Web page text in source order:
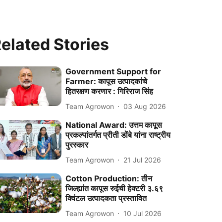
Stories
Government Support for
Farmer: कापूस उत्पादकांचे
हितरक्षण करणार : गिरिराज सिंह
Team Agrowon 03 Aug 2026
National Award: उत्तम कापूस
प्रकल्पांतर्गत प्रीती डोंबे यांना राष्ट्रीय
पुरस्कार
Team Agrowon 21 Jul 2026
Cotton Production: तीन
जिल्ह्यांत कापूस रुईची हेक्टरी ३.६९
क्विंटल उत्पादकता प्रस्तावित
Team Agrowon 10 Jul 2026